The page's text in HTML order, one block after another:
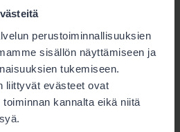
perustoiminnallisuuksien
sisällön näyttämiseen ja
tukemiseen.
liittyvät evästeet ovat
kannalta eikä niitä
Kuhmo